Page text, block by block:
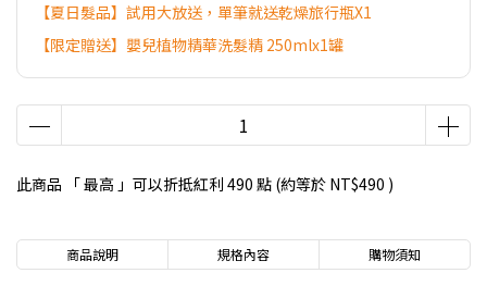
【夏日髮品】試用大放送，單筆就送乾燥旅行瓶X1
【限定贈送】嬰兒植物精華洗髮精 250mlx1罐
此商品 「 最高 」可以折抵紅利 490 點 (約等於 NT$490 )
商品說明 規格內容 購物須知